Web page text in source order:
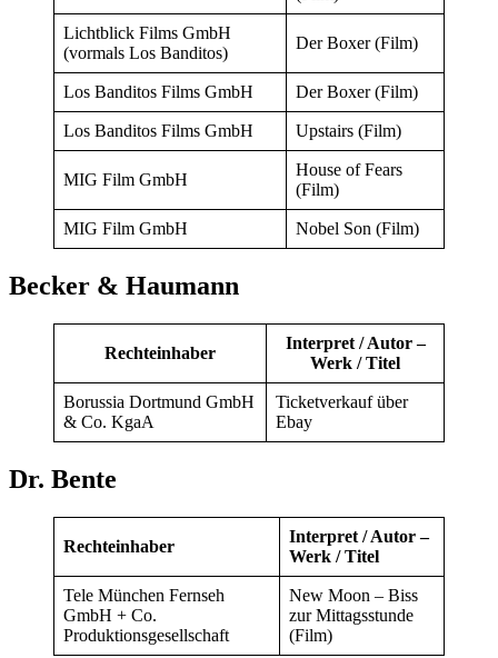
Lichtblick Films GmbH
(vormals Los Banditos)
Der Boxer (Film)
Los Banditos Films GmbH Der Boxer (Film)
Los Banditos Films GmbH Upstairs (Film)
MIG Film GmbH
House of Fears
(Film)
MIG Film GmbH Nobel Son (Film)
Becker & Haumann
Rechteinhaber
Interpret / Autor –
Werk / Titel
Borussia Dortmund GmbH
& Co. KgaA
Ticketverkauf über
Ebay
Dr. Bente
Rechteinhaber
Interpret / Autor –
Werk / Titel
Tele München Fernseh
GmbH + Co.
Produktionsgesellschaft
New Moon – Biss
zur Mittagsstunde
(Film)